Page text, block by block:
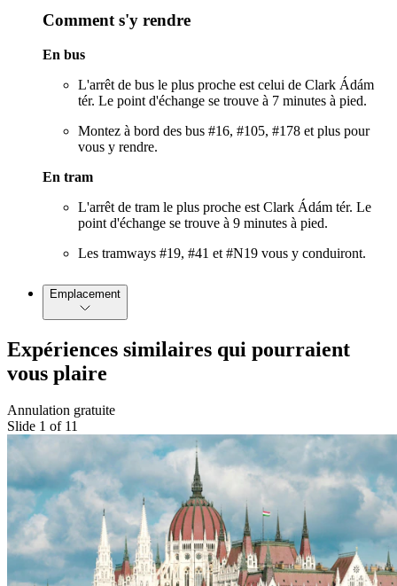
Comment s'y rendre
En bus
L'arrêt de bus le plus proche est celui de Clark Ádám
tér. Le point d'échange se trouve à 7 minutes à pied.
Montez à bord des bus #16, #105, #178 et plus pour
vous y rendre.
En tram
L'arrêt de tram le plus proche est Clark Ádám tér. Le
point d'échange se trouve à 9 minutes à pied.
Les tramways #19, #41 et #N19 vous y conduiront.
Emplacement
Expériences similaires qui pourraient
vous plaire
Annulation gratuite
Slide 1 of 11